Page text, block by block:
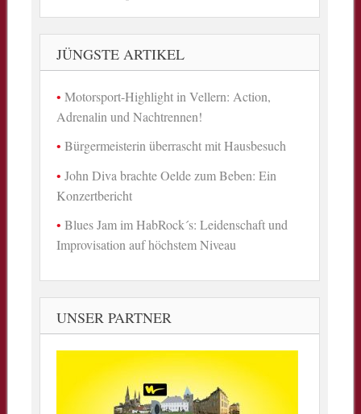
JÜNGSTE ARTIKEL
Motorsport-Highlight in Vellern: Action,
Adrenalin und Nachtrennen!
Bürgermeisterin überrascht mit Hausbesuch
John Diva brachte Oelde zum Beben: Ein
Konzertbericht
Blues Jam im HabRock´s: Leidenschaft und
Improvisation auf höchstem Niveau
UNSER PARTNER